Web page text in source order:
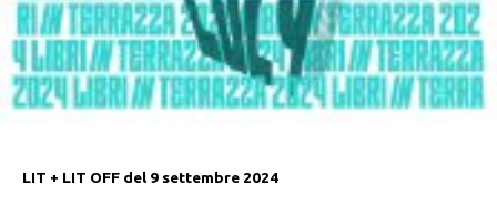
LIT + LIT OFF del 9 settembre 2024